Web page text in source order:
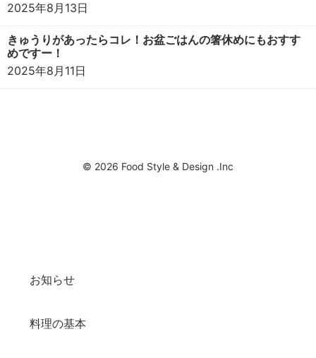
2025年8月13日
きゅうりがあったらコレ！お盆ごはんの箸休めにもおすす
めですー！
2025年8月11日
© 2026 Food Style & Design .Inc
お知らせ
料理の基本